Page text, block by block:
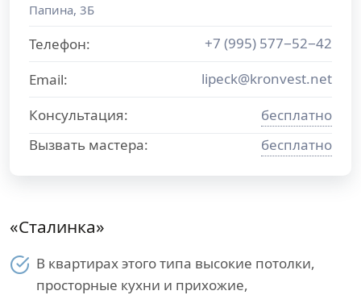
Папина, 3Б
Телефон:
+7 (995) 577−52−42
Email:
lipeck@kronvest.net
Консультация:
бесплатно
Вызвать мастера:
бесплатно
«Сталинка»
В квартирах этого типа высокие потолки,
просторные кухни и прихожие,